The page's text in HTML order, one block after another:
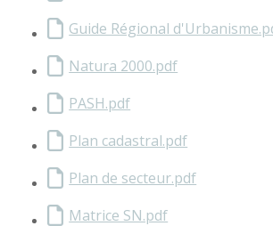
Guide Régional
Natura 2000.pdf
PASH.pdf
Plan cadastral.pdf
Plan de secteur.pdf
Matrice SN.pdf